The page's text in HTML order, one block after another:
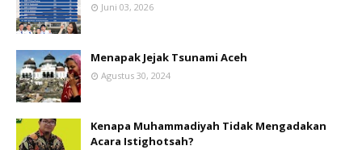
Juni 03, 2026
Menapak Jejak Tsunami Aceh
Agustus 30, 2024
Kenapa Muhammadiyah Tidak Mengadakan
Acara Istighotsah?